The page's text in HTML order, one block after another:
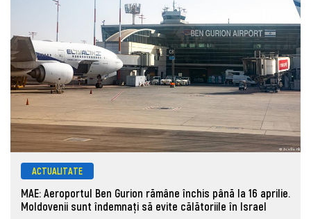
ACTUALITATE
MAE: Aeroportul Ben Gurion rămâne închis până la 16 aprilie.
Moldovenii sunt îndemnați să evite călătoriile în Israel